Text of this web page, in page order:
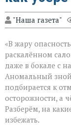
"Наша газета"
«В жару
раскалённом
даже в бокале с
Аномальный
подбирается к
осторожности, а
Разберём, на
избежать.